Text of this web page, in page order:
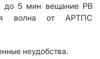
до 5 мин вещание РВ
волна от АРТПС
неудобства.